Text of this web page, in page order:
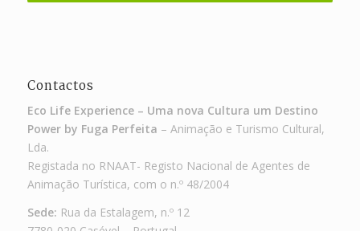
Contactos
Eco Life Experience – Uma nova Cultura um Destino
Power by Fuga Perfeita – Animação e Turismo Cultural,
Lda.
Registada no RNAAT- Registo Nacional de Agentes de
Animação Turística, com o n.º 48/2004
Sede: Rua da Estalagem, n.º 12